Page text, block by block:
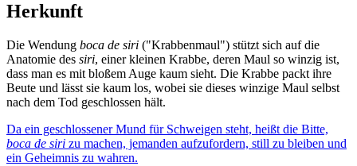
Herkunft
Die Wendung boca de siri ("Krabbenmaul") stützt sich auf die
Anatomie des siri, einer kleinen Krabbe, deren Maul so winzig ist,
dass man es mit bloßem Auge kaum sieht. Die Krabbe packt ihre
Beute und lässt sie kaum los, wobei sie dieses winzige Maul selbst
nach dem Tod geschlossen hält.
Da ein geschlossener Mund für Schweigen steht, heißt die Bitte,
boca de siri zu machen, jemanden aufzufordern, still zu bleiben und
ein Geheimnis zu wahren.